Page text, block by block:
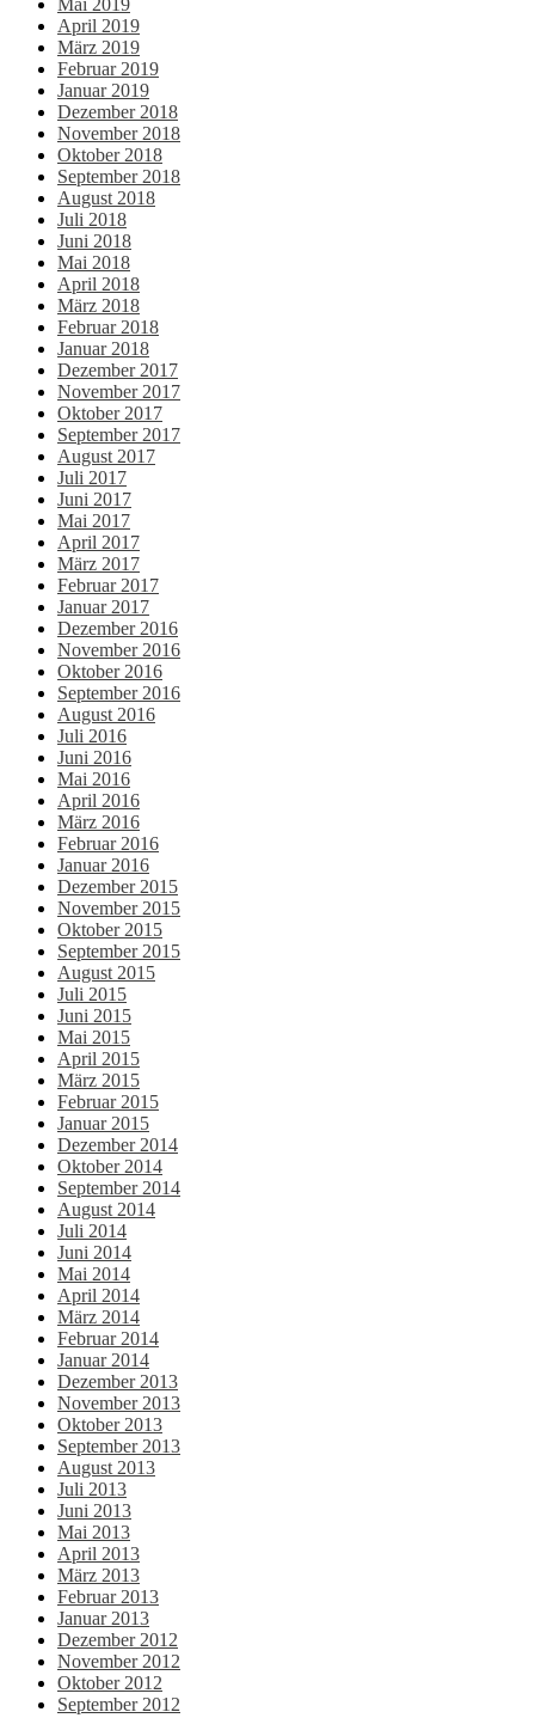
Mai 2019
April 2019
März 2019
Februar 2019
Januar 2019
Dezember 2018
November 2018
Oktober 2018
September 2018
August 2018
Juli 2018
Juni 2018
Mai 2018
April 2018
März 2018
Februar 2018
Januar 2018
Dezember 2017
November 2017
Oktober 2017
September 2017
August 2017
Juli 2017
Juni 2017
Mai 2017
April 2017
März 2017
Februar 2017
Januar 2017
Dezember 2016
November 2016
Oktober 2016
September 2016
August 2016
Juli 2016
Juni 2016
Mai 2016
April 2016
März 2016
Februar 2016
Januar 2016
Dezember 2015
November 2015
Oktober 2015
September 2015
August 2015
Juli 2015
Juni 2015
Mai 2015
April 2015
März 2015
Februar 2015
Januar 2015
Dezember 2014
Oktober 2014
September 2014
August 2014
Juli 2014
Juni 2014
Mai 2014
April 2014
März 2014
Februar 2014
Januar 2014
Dezember 2013
November 2013
Oktober 2013
September 2013
August 2013
Juli 2013
Juni 2013
Mai 2013
April 2013
März 2013
Februar 2013
Januar 2013
Dezember 2012
November 2012
Oktober 2012
September 2012